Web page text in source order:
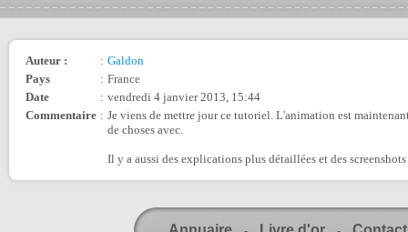
Auteur : : Galdon
Pays
: France
Date
: vendredi 4 janvier 2013, 15:44
Commentaire : Je viens de mettre jour ce tutoriel. L'animation est
de choses avec.
Il y a aussi des explications plus détaillées et des